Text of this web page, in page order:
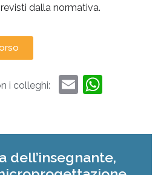
dalla normativa.
i colleghi: Email
dell’insegnante,